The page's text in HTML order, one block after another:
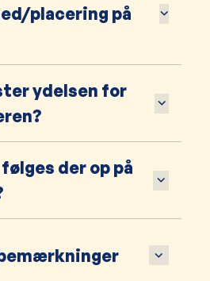
placering på
ydelsen for
der op på